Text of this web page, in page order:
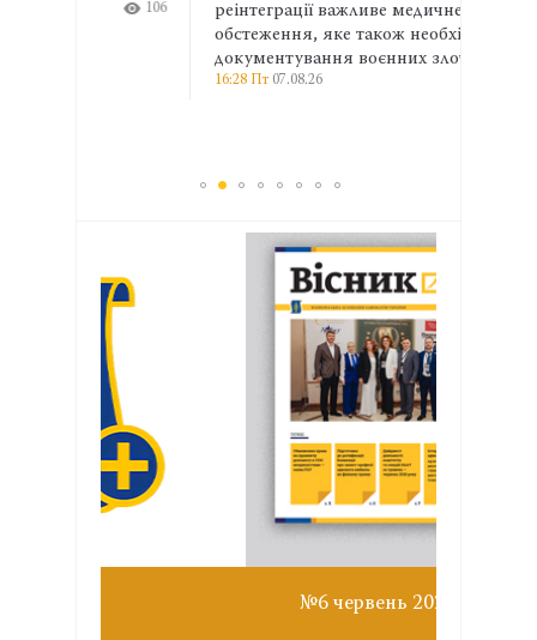
реінтеграції важливе медичне
обстеження, яке також необхідне для
документування воєнних злочинів.
№6 червень 2026